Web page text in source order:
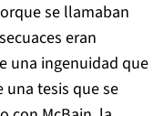
se llamaban
eran
una ingenuidad que
una tesis que se